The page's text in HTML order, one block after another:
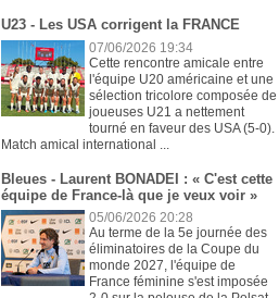
U23 - Les USA corrigent la FRANCE
07/06/2026 19:34
Cette rencontre amicale entre
l'équipe U20 américaine et une
sélection tricolore composée de
joueuses U21 a nettement
tourné en faveur des USA (5-0).
Match amical international ...
Bleues - Laurent BONADEI : « C'est cette
équipe de France-là que je veux voir »
05/06/2026 20:28
Au terme de la 5e journée des
éliminatoires de la Coupe du
monde 2027, l'équipe de
France féminine s'est imposée